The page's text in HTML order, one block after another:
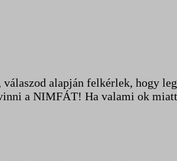
alapján felkérlek, hogy
a NIMFÁT! Ha valami ok